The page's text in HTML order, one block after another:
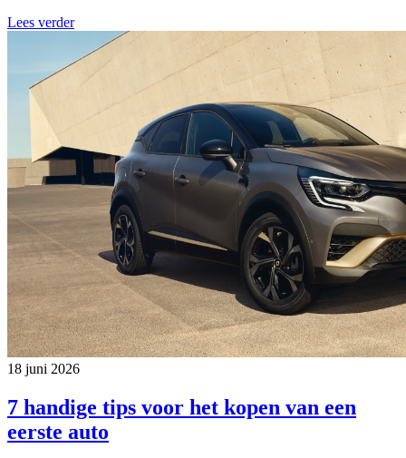
Lees verder
18 juni 2026
7 handige tips voor het kopen van een
eerste auto